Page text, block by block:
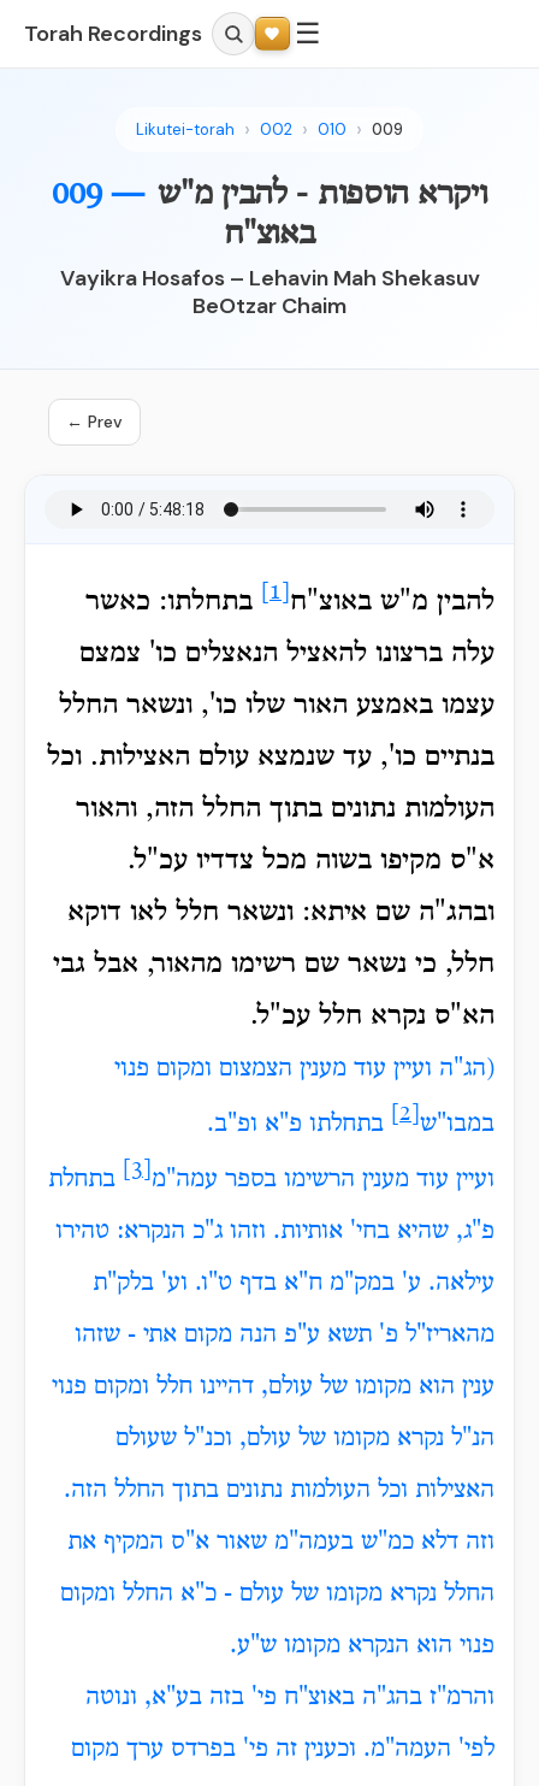
Torah Recordings ☰
Likutei-torah 002 010 009
009 — ויקרא הוספות - להבין מ"ש
באוצ"ח
Vayikra Hosafos – Lehavin Mah Shekasuv
BeOtzar Chaim
← Prev
להבין מ"ש באוצ"ח
בתחלתו: כאשר
עלה ברצונו להאציל הנאצלים כו' צמצם
עצמו באמצע האור שלו כו', ונשאר החלל
בנתיים כו', עד שנמצא עולם האצילות. וכל
העולמות נתונים בתוך החלל הזה, והאור
א"ס מקיפו בשוה מכל צדדיו עכ"ל.
ובהג"ה שם איתא: ונשאר חלל לאו דוקא
חלל, כי נשאר שם רשימו מהאור, אבל גבי
הא"ס נקרא חלל עכ"ל.
(הג"ה ועיין עוד מענין הצמצום ומקום פנוי
במבו"ש בתחלתו פ"א ופ"ב.
ועיין עוד מענין הרשימו בספר עמה"מ בתחלת
פ"ג, שהיא בחי' אותיות. וזהו ג"כ הנקרא: טהירו
עילאה. ע' במק"מ ח"א בדף ט"ו. וע' בלק"ת
מהאריז"ל פ' תשא ע"פ הנה מקום אתי - שזהו
ענין הוא מקומו של עולם, דהיינו חלל ומקום פנוי
הנ"ל נקרא מקומו של עולם, וכנ"ל שעולם
האצילות וכל העולמות נתונים בתוך החלל הזה.
וזה דלא כמ"ש בעמה"מ שאור א"ס המקיף את
החלל נקרא מקומו של עולם - כ"א החלל ומקום
פנוי הוא הנקרא מקומו ש"ע.
והרמ"ז בהג"ה באוצ"ח פי' בזה בע"א, ונוטה
לפי' העמה"מ. וכענין זה פי' בפרדס ערך מקום